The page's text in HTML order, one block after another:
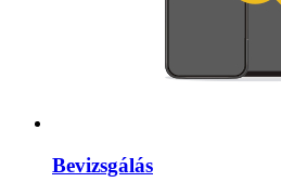
Bevizsgálás